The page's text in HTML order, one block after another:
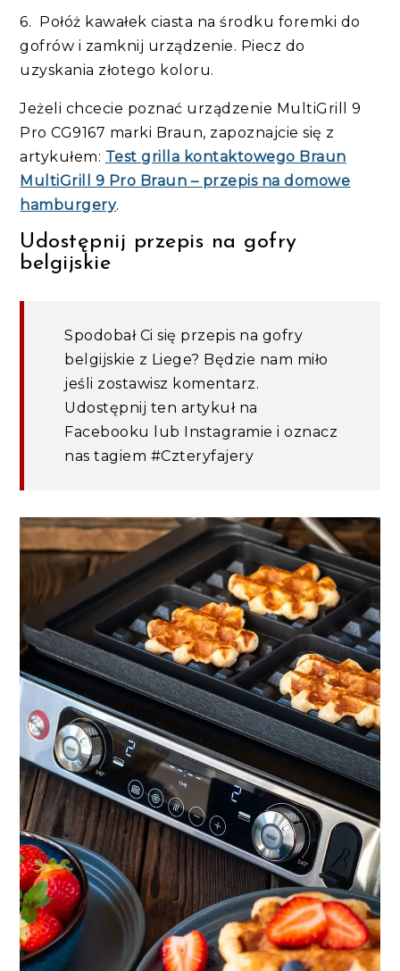
6. Połóż kawałek ciasta na środku foremki do
gofrów i zamknij urządzenie. Piecz do
uzyskania złotego koloru.
Jeżeli chcecie poznać urządzenie MultiGrill 9
Pro CG9167 marki Braun, zapoznajcie się z
artykułem: Test grilla kontaktowego Braun
MultiGrill 9 Pro Braun – przepis na domowe
hamburgery.
Udostępnij przepis na gofry
belgijskie
Spodobał Ci się przepis na gofry
belgijskie z Liege? Będzie nam miło
jeśli zostawisz komentarz.
Udostępnij ten artykuł na
Facebooku lub Instagramie i oznacz
nas tagiem #Czteryfajery